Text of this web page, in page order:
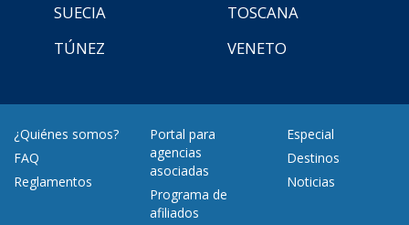
SUECIA
TOSCANA
TÚNEZ
VENETO
¿Quiénes somos?
FAQ
Reglamentos
Portal para
agencias
asociadas
Programa de
afiliados
Especial
Destinos
Noticias